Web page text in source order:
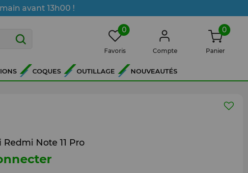
avant 13h00 !
0
Favoris Compte
0
Panier
COQUES OUTILLAGE NOUVEAUTÉS
Note 11 Pro